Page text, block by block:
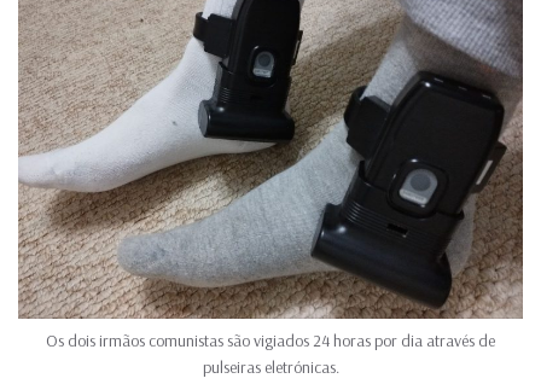
Os dois irmãos comunistas são vigiados 24 horas por dia através de
pulseiras eletrónicas.